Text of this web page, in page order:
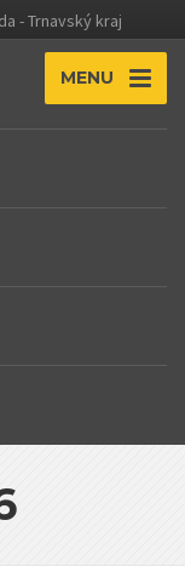
- Trnavský kraj
MENU